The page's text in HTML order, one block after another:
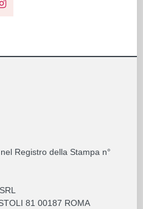
Registro della Stampa n°
81 00187 ROMA